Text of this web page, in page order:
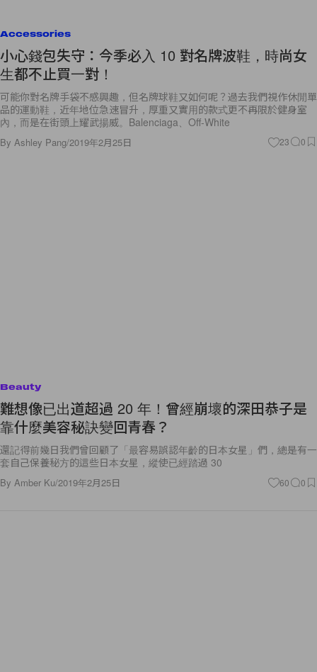
小心錢包失守：今季必入 10 對名牌波鞋，時尚女
生都不止買一對！
可能你對名牌手袋不感興趣，但名牌球鞋又如何呢？過去我們視作休閒單
內，而是在街頭上耀武揚威。Balenciaga、Off-White
By Ashley Pang/ 2019年2月25日
難想像已出道超過 20 年！曾經崩壞的深田恭子是
靠什麼美容秘訣變回青春？
還記得前幾日我們曾回顧了「最容易誤認年齡的日本女星」們，總是有一
ByAmber Ku/2019年2月25日